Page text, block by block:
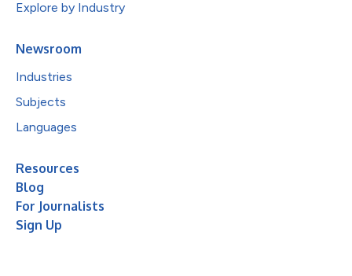
Explore by Industry
Newsroom
Industries
Subjects
Languages
Resources
Blog
For Journalists
Sign Up